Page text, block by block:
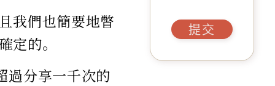
我們也簡要地瞥
定的。
分享一千次的
提交